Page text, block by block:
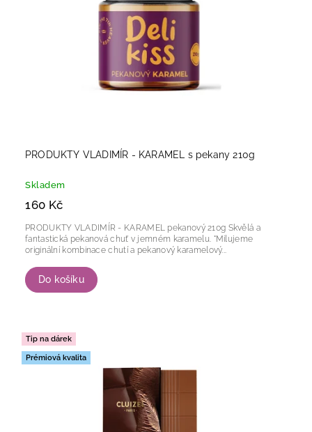
PRODUKTY VLADIMÍR - KARAMEL s pekany 210g
Skladem
160 Kč
Do košíku
PRODUKTY VLADIMÍR - KARAMEL pekanový 210g Skvělá a
fantastická pekanová chuť v jemném karamelu. "Milujeme
originální kombinace chutí a pekanový karamelový...
Tip na dárek
Prémiová kvalita